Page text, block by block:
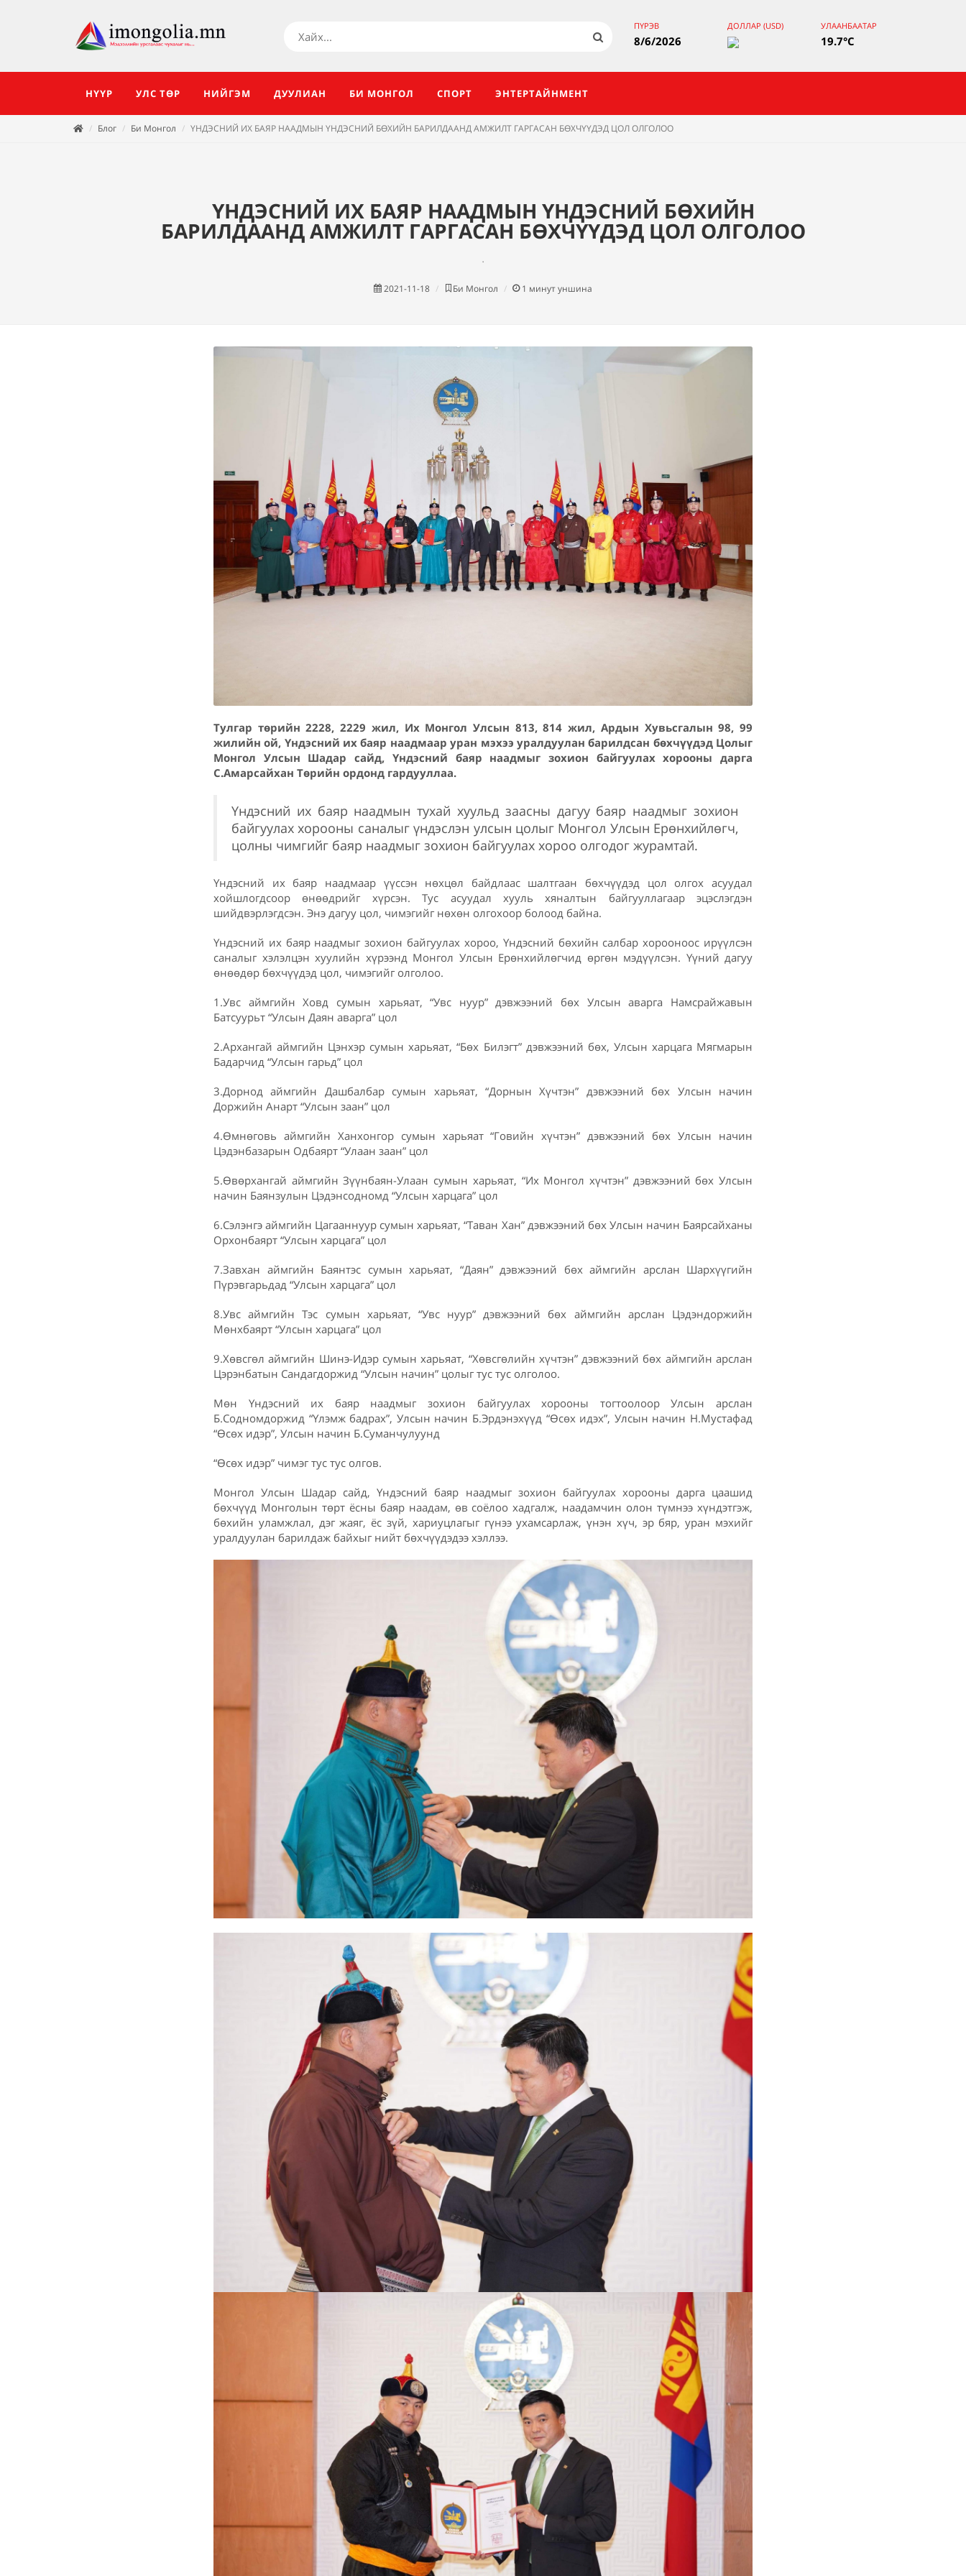
ПҮРЭВ
8/6/2026
ДОЛЛАР (USD) УЛААНБААТАР
19.7°C
НҮҮР УЛС ТӨР НИЙГЭМ ДУУЛИАН БИ МОНГОЛ СПОРТ ЭНТЕРТАЙНМЕНТ
Блог Би Монгол ҮНДЭСНИЙ ИХ БАЯР НААДМЫН ҮНДЭСНИЙ БӨХИЙН БАРИЛДААНД АМЖИЛТ ГАРГАСАН БӨХЧҮҮДЭД ЦОЛ ОЛГОЛОО
ҮНДЭСНИЙ ИХ БАЯР НААДМЫН ҮНДЭСНИЙ БӨХИЙН
БАРИЛДААНД АМЖИЛТ ГАРГАСАН БӨХЧҮҮДЭД ЦОЛ ОЛГОЛОО
.
2021-11-18 Би Монгол 1 минут уншина
Тулгар төрийн 2228, 2229 жил, Их Монгол Улсын 813, 814 жил, Ардын Хувьсгалын 98, 99
жилийн ой, Үндэсний их баяр наадмаар уран мэхээ уралдуулан барилдсан бөхчүүдэд Цолыг
Монгол Улсын Шадар сайд, Үндэсний баяр наадмыг зохион байгуулах хорооны дарга
С.Амарсайхан Төрийн ордонд гардууллаа.
Үндэсний их баяр наадмын тухай хуульд заасны дагуу баяр наадмыг зохион
байгуулах хорооны саналыг үндэслэн улсын цолыг Монгол Улсын Ерөнхийлөгч,
цолны чимгийг баяр наадмыг зохион байгуулах хороо олгодог журамтай.
Үндэсний их баяр наадмаар үүссэн нөхцөл байдлаас шалтгаан бөхчүүдэд цол олгох асуудал
хойшлогдсоор өнөөдрийг хүрсэн. Тус асуудал хууль хяналтын байгууллагаар эцэслэгдэн
шийдвэрлэгдсэн. Энэ дагуу цол, чимэгийг нөхөн олгохоор болоод байна.
Үндэсний их баяр наадмыг зохион байгуулах хороо, Үндэсний бөхийн салбар хорооноос ирүүлсэн
саналыг хэлэлцэн хуулийн хүрээнд Монгол Улсын Ерөнхийлөгчид өргөн мэдүүлсэн. Үүний дагуу
өнөөдөр бөхчүүдэд цол, чимэгийг олголоо.
1.Увс аймгийн Ховд сумын харьяат, “Увс нуур” дэвжээний бөх Улсын аварга Намсрайжавын
Батсуурьт “Улсын Даян аварга” цол
2.Архангай аймгийн Цэнхэр сумын харьяат, “Бөх Билэгт” дэвжээний бөх, Улсын харцага Мягмарын
Бадарчид “Улсын гарьд” цол
3.Дорнод аймгийн Дашбалбар сумын харьяат, “Дорнын Хүчтэн” дэвжээний бөх Улсын начин
Доржийн Анарт “Улсын заан” цол
4.Өмнөговь аймгийн Ханхонгор сумын харьяат “Говийн хүчтэн” дэвжээний бөх Улсын начин
Цэдэнбазарын Одбаярт “Улаан заан” цол
5.Өвөрхангай аймгийн Зүүнбаян-Улаан сумын харьяат, “Их Монгол хүчтэн” дэвжээний бөх Улсын
начин Баянзулын Цэдэнсодномд “Улсын харцага” цол
6.Сэлэнгэ аймгийн Цагааннуур сумын харьяат, “Таван Хан” дэвжээний бөх Улсын начин Баярсайханы
Орхонбаярт “Улсын харцага” цол
7.Завхан аймгийн Баянтэс сумын харьяат, “Даян” дэвжээний бөх аймгийн арслан Шархүүгийн
Пүрэвгарьдад “Улсын харцага” цол
8.Увс аймгийн Тэс сумын харьяат, “Увс нуур” дэвжээний бөх аймгийн арслан Цэдэндоржийн
Мөнхбаярт “Улсын харцага” цол
9.Хөвсгөл аймгийн Шинэ-Идэр сумын харьяат, “Хөвсгөлийн хүчтэн” дэвжээний бөх аймгийн арслан
Цэрэнбатын Сандагдоржид “Улсын начин” цолыг тус тус олголоо.
Мөн Үндэсний их баяр наадмыг зохион байгуулах хорооны тогтоолоор Улсын арслан
Б.Содномдоржид “Үлэмж бадрах”, Улсын начин Б.Эрдэнэхүүд “Өсөх идэх”, Улсын начин Н.Мустафад
“Өсөх идэр”, Улсын начин Б.Суманчулуунд
“Өсөх идэр” чимэг тус тус олгов.
Монгол Улсын Шадар сайд, Үндэсний баяр наадмыг зохион байгуулах хорооны дарга цаашид
бөхчүүд Монголын төрт ёсны баяр наадам, өв соёлоо хадгалж, наадамчин олон түмнээ хүндэтгэж,
бөхийн уламжлал, дэг жаяг, ёс зүй, хариуцлагыг гүнээ ухамсарлаж, үнэн хүч, эр бяр, уран мэхийг
уралдуулан барилдаж байхыг нийт бөхчүүдэдээ хэллээ.